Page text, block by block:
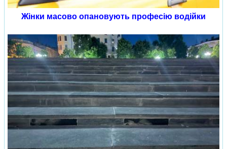
Жінки масово опановують професію водійки